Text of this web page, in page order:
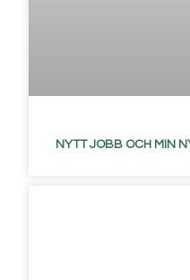
NYTT JOBB OCH MIN